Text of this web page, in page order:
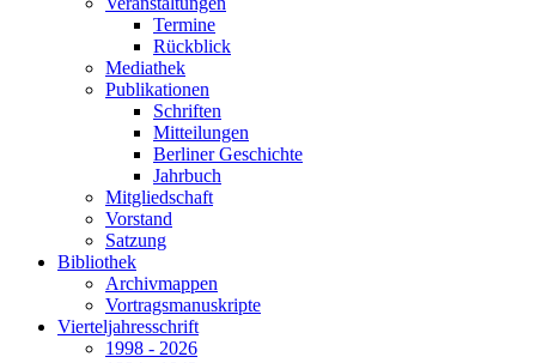
Termine
Rückblick
Mediathek
Publikationen
Schriften
Mitteilungen
Berliner Geschichte
Jahrbuch
Mitgliedschaft
Vorstand
Satzung
Bibliothek
Archivmappen
Vortragsmanuskripte
Vierteljahresschrift
1998 - 2026